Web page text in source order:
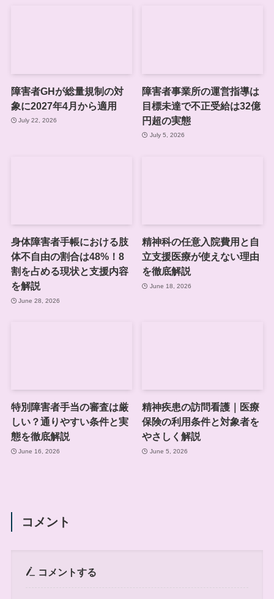
障害者GHが総量規制の対
象に2027年4月から適用
July 22, 2026
障害者事業所の運営指導は
目標未達で不正受給は32億
円超の実態
July 5, 2026
身体障害者手帳における肢
体不自由の割合は48%！8
割を占める現状と支援内容
を解説
June 28, 2026
精神科の任意入院費用と自
立支援医療が使えない理由
を徹底解説
June 18, 2026
特別障害者手当の審査は厳
しい？通りやすい条件と実
態を徹底解説
June 16, 2026
精神疾患の訪問看護｜医療
保険の利用条件と対象者を
やさしく解説
June 5, 2026
コメント
コメントする